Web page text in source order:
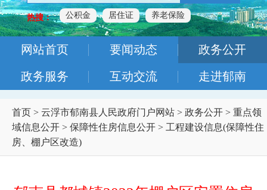
热搜： 公积金 居住证 养老保险
网站首页 要闻动态 政务公开
政务服务 互动交流 走进郁南
首页 > 云浮市郁南县人民政府门户网站 > 政务公开 > 重点领
域信息公开 > 保障性住房信息公开 > 工程建设信息(保障性住
房、棚户区改造)